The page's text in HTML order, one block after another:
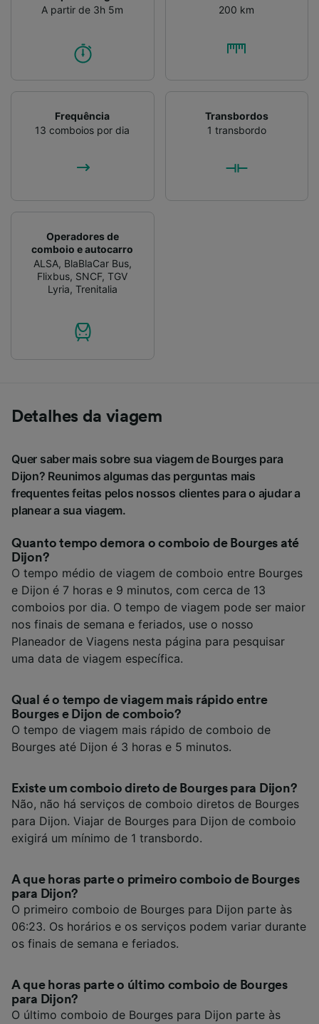
A partir de 3h 5m
200 km
Frequência
13 comboios por dia
Transbordos
1 transbordo
Operadores de
comboio e autocarro
ALSA, BlaBlaCar Bus,
Flixbus, SNCF,TGV
Lyria, Trenitalia
Detalhes da viagem
Quer saber mais sobre sua viagem de Bourges para
Dijon? Reunimos algumas das perguntas mais
frequentes feitas pelos nossos clientes para o ajudar a
planear a sua viagem.
Quanto tempo demora o comboio de Bourges até
Dijon?
O tempo médio de viagem de comboio entre Bourges
e Dijon é 7 horas e 9 minutos, com cerca de 13
comboios por dia. O tempo de viagem pode ser maior
nos finais de semana e feriados, use o nosso
Planeador de Viagens nesta página para pesquisar
uma data de viagem específica.
Qual é o tempo de viagem mais rápido entre
Bourges e Dijon de comboio?
O tempo de viagem mais rápido de comboio de
Bourges até Dijon é 3 horas e 5 minutos.
Existe um comboio direto de Bourges para Dijon?
Não, não há serviços de comboio diretos de Bourges
para Dijon. Viajar de Bourges para Dijon de comboio
exigirá um mínimo de 1 transbordo.
A que horas parte o primeiro comboio de Bourges
para Dijon?
O primeiro comboio de Bourges para Dijon parte às
06:23. Os horários e os serviços podem variar durante
os finais de semana e feriados.
A que horas parte o último comboio de Bourges
para Dijon?
O último comboio de Bourges para Dijon parte às